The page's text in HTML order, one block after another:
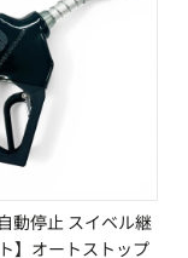
動停止 スイベル継
】オートストップ